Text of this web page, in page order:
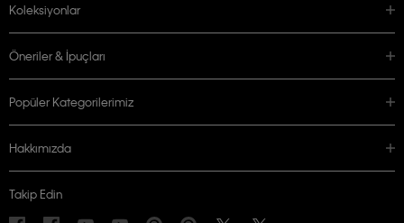
Koleksiyonlar
Öneriler & İpuçları
Popüler Kategorilerimiz
Hakkımızda
Takip Edin